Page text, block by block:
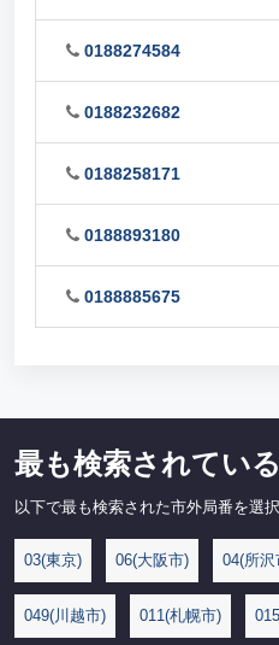
0188274584
0188232682
0188258171
0188893180
0188885675
最も検索されてい
以下で最も検索された市外局番を選
03(東京) 06(大阪市) 04(所沢
049(川越市) 011(札幌市)